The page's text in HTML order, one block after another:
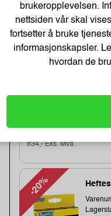
wide,
Obs,
834,- Eks. Mva.
-20%
brukeropplevelsen.
nettsiden vår skal
fortsetter å bruke
informasjonskapsler.
hvordan de